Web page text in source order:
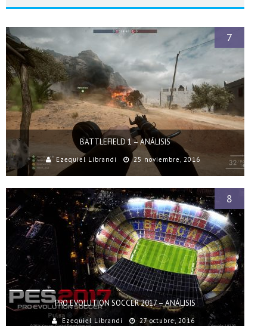
BATTLEFIELD 1 – ANÁLISIS
Ezequiel Librandi 25 noviembre, 2016
7
PRO EVOLUTION SOCCER 2017 – ANÁLISIS
Ezequiel Librandi 27 octubre, 2016
8